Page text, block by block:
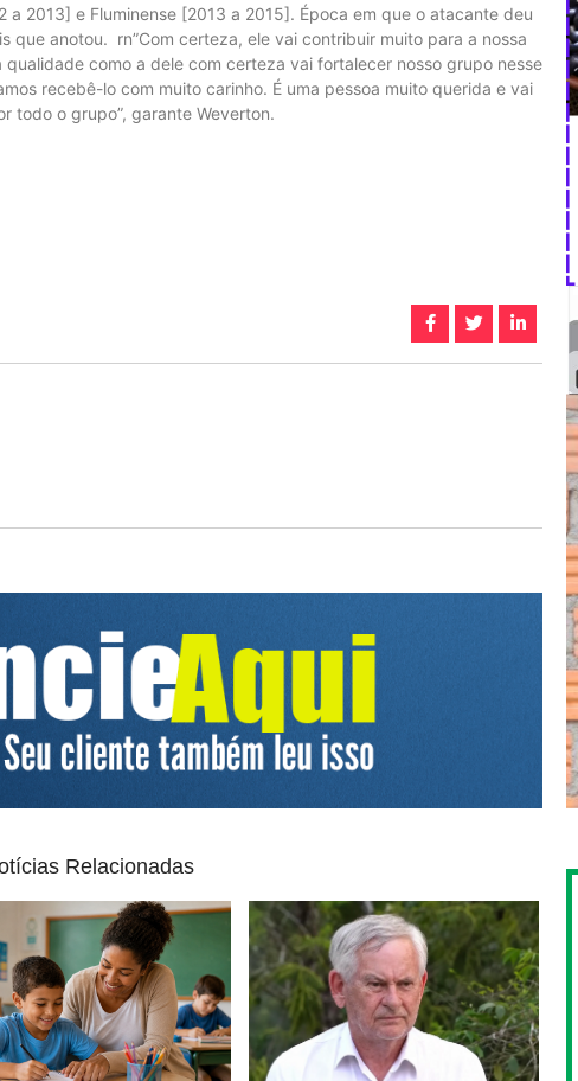
a 2013] e Fluminense [2013 a 2015]. Época em que o atacante deu
que anotou. rn”Com certeza, ele vai contribuir muito para a nossa
qualidade como a dele com certeza vai fortalecer nosso grupo nesse
recebê-lo com muito carinho. É uma pessoa muito querida e vai
todo o grupo”, garante Weverton.
Relacionadas